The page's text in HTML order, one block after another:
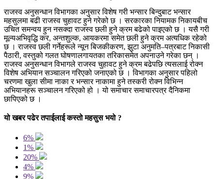
राजस्व अनुसन्धान विभागका अनुसार विशेष गरी भन्सार बिन्दुबाट भन्सार
महसुलमा बढी राजस्व चुहावट हुने गरेको छ । सरकारका नियामक निकायबीच
उचित समन्वय हुन नसक्दा राजस्व छली हुने क्रम बढेको पाइएको छ । यसै गरी
मूल्यअभिवृद्धि कर, अन्तशुल्क, आयकरमा समेत छली हुने क्रम अत्यधिक रहेको
छ । राजस्व छली गर्नेहरूले न्यून बिजकीकरण, झुटा अनुमति–पत्रबाट निकासी
पैठारी, वस्तुको गलत घोषणालगायतका तरिकासमेत अपनाउने गरेका छन् ।
राजस्व अनुसन्धान विभागले राजस्व चुहावट हुने क्रम बढेपछि त्यसलाई रोक्न
विशेष अभियान सञ्चालन गरिएको जनाएको छ । विभागका अनुसार पहिलो
चरणमा खुला सीमा नाका र भन्सार नाकामा हुने तस्करी रोक्न विभिन्न
अभियानहरू सञ्चालन गरिएको हो । यो समाचार समाचारपत्र दैनिकमा
छापिएको छ ।
यो खबर पढेर तपाईलाई कस्तो महसुस भयो ?
6%
1%
20%
4%
9%